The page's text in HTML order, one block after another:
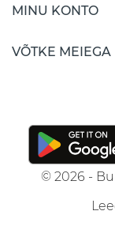
MINU KONTO
VÕTKE
© 2026 -